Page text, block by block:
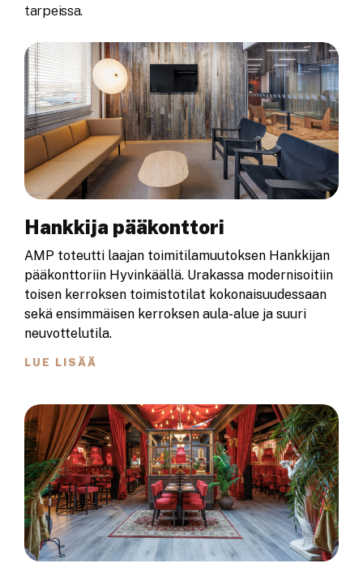
tarpeissa.
Hankkija pääkonttori
AMP toteutti laajan toimitilamuutoksen Hankkijan
pääkonttoriin Hyvinkäällä. Urakassa modernisoitiin
toisen kerroksen toimistotilat kokonaisuudessaan
sekä ensimmäisen kerroksen aula-alue ja suuri
neuvottelutila.
LUE LISÄÄ